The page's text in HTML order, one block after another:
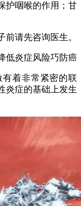
护咽喉的作用；甘
前请先咨询医生。
低炎症风险巧防癌
着非常紧密的联
炎症的基础上发生